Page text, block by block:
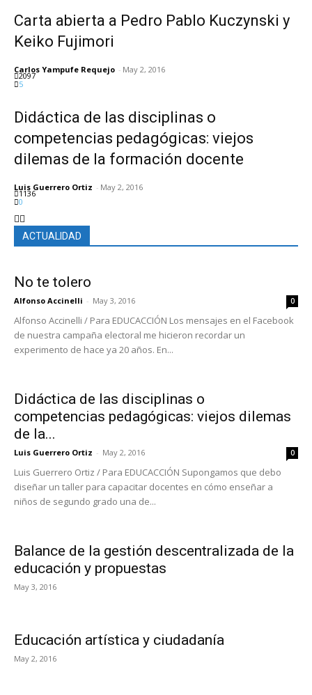
Carta abierta a Pedro Pablo Kuczynski y
Keiko Fujimori
Carlos Yampufe Requejo - May 2, 2016
2097
5
Didáctica de las disciplinas o
competencias pedagógicas: viejos
dilemas de la formación docente
Luis Guerrero Ortiz - May 2, 2016
1136
0
ACTUALIDAD
No te tolero
Alfonso Accinelli - May 3, 2016 0
Alfonso Accinelli / Para EDUCACCIÓN Los mensajes en el Facebook
de nuestra campaña electoral me hicieron recordar un
experimento de hace ya 20 años. En...
Didáctica de las disciplinas o
competencias pedagógicas: viejos dilemas
de la...
Luis Guerrero Ortiz - May 2, 2016 0
Luis Guerrero Ortiz / Para EDUCACCIÓN Supongamos que debo
diseñar un taller para capacitar docentes en cómo enseñar a
niños de segundo grado una de...
Balance de la gestión descentralizada de la
educación y propuestas
May 3, 2016
Educación artística y ciudadanía
May 2, 2016